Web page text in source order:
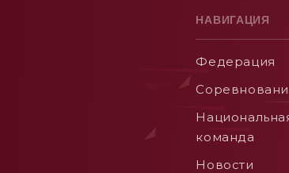
НАВИГАЦИЯ
Федерация
команда
Новости